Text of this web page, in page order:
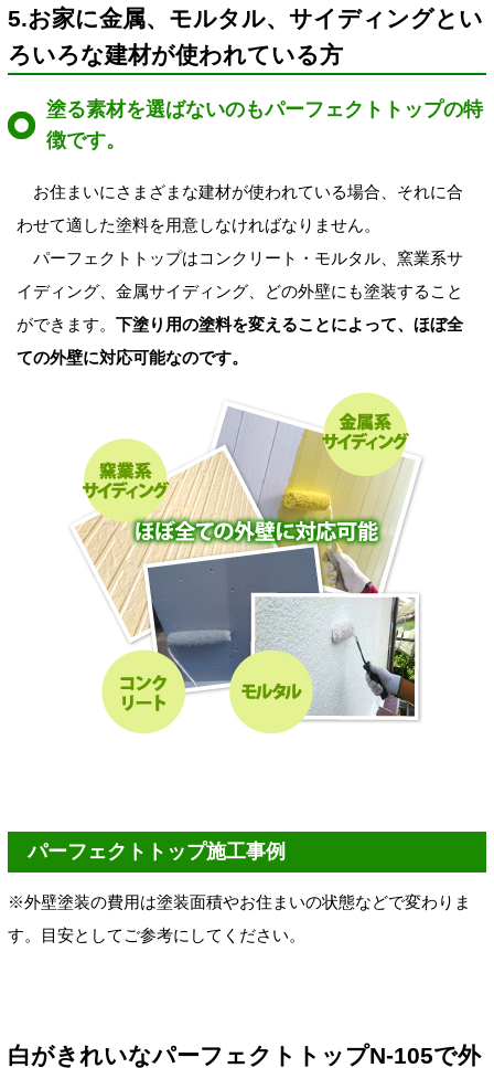
5.お家に金属、モルタル、サイディングとい
ろいろな建材が使われている方
塗る素材を選ばないのもパーフェクトトップの特
徴です。
お住まいにさまざまな建材が使われている場合、それに合
わせて適した塗料を用意しなければなりません。
パーフェクトトップはコンクリート・モルタル、窯業系サ
イディング、金属サイディング、どの外壁にも塗装すること
ができます。 下塗り用の塗料を変えることによって、ほぼ全
ての外壁に対応可能なのです。
パーフェクトトップ施工事例
※外壁塗装の費用は塗装面積やお住まいの状態などで変わりま
す。目安としてご参考にしてください。
白がきれいなパーフェクトトップN-105で外